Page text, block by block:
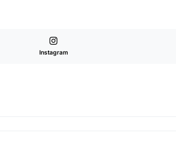
Instagram